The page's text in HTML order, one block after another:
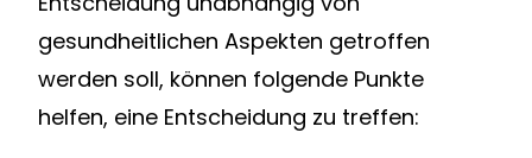
gesundheitlichen Aspekten getroffen
werden soll, können folgende Punkte
helfen, eine Entscheidung zu treffen: